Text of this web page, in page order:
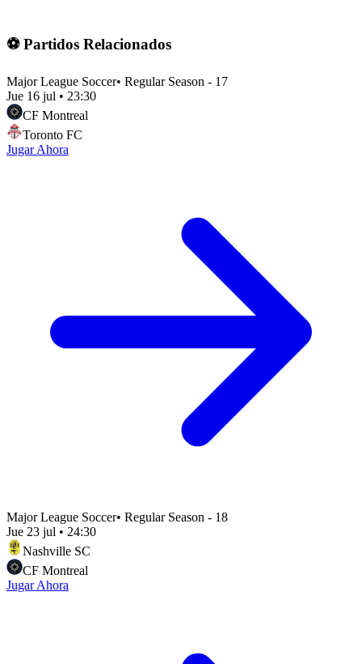
⚽ Partidos Relacionados
Major League Soccer• Regular Season - 17
Jue 16 jul • 23:30
CF Montreal
Toronto FC
Jugar Ahora
Major League Soccer• Regular Season - 18
Jue 23 jul • 24:30
Nashville SC
CF Montreal
Jugar Ahora